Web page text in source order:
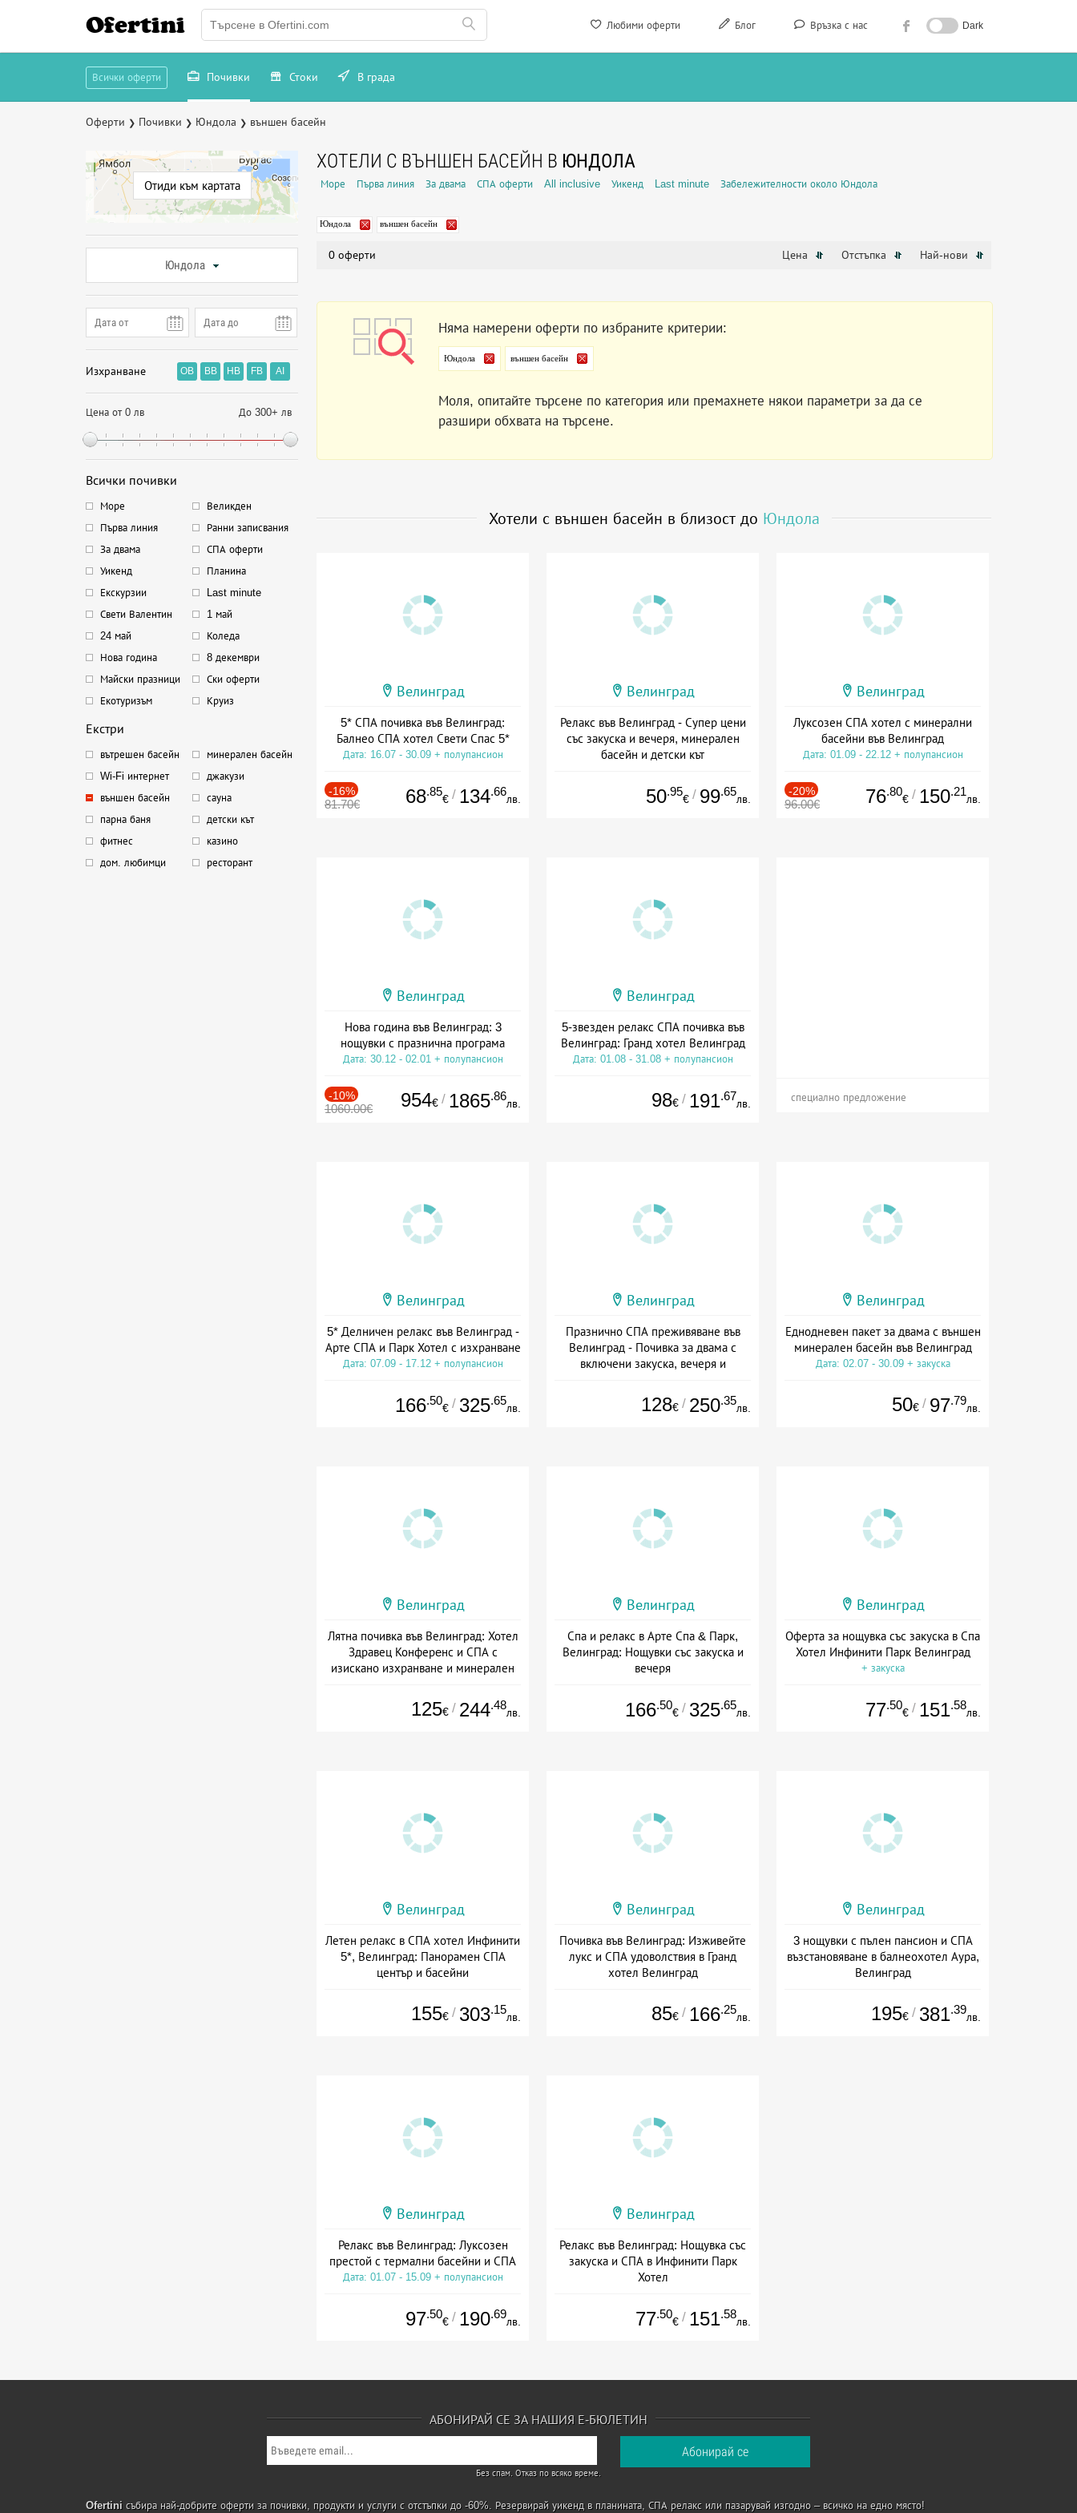
Любими оферти Блог Връзка с нас Dark
Ofertini
Всички оферти Почивки Стоки В града
Оферти ❯ Почивки ❯ Юндола ❯ външен басейн
Отиди към картата
Юндола
Изхранване OB BB HB FB AI
Цена от 0 лв До 300+ лв
Всички почивки
Море
Великден
Първа линия
Ранни записвания
За двама
СПА оферти
Уикенд
Планина
Екскурзии
Last minute
Свети Валентин
1 май
24 май
Коледа
Нова година
8 декември
Майски празници
Ски оферти
Екотуризъм
Круиз
Екстри
вътрешен басейн
минерален басейн
Wi-Fi интернет
джакузи
външен басейн
сауна
парна баня
детски кът
фитнес
казино
дом. любимци
ресторант
ХОТЕЛИ С ВЪНШЕН БАСЕЙН В ЮНДОЛА
Море Първа линия За двама СПА оферти All inclusive Уикенд Last minute Забележителности около Юндола
Юндола външен басейн
0 оферти Цена Отстъпка Най-нови
Няма намерени оферти по избраните критерии:
Юндола външен басейн
Моля, опитайте търсене по категория или премахнете някои параметри за да се
разшири обхвата на търсене.
Хотели с външен басейн в близост до Юндола
Велинград
5* СПА почивка във Велинград:
Балнео СПА хотел Свети Спас 5*
Дата: 16.07 - 30.09 + полупансион
-16%
81.70€ 68.85
€ / 134.66
лв.
Велинград
Релакс във Велинград - Супер цени
със закуска и вечеря, минерален
басейн и детски кът
50.95
€ / 99.65
лв.
Велинград
Луксозен СПА хотел с минерални
басейни във Велинград
Дата: 01.09 - 22.12 + полупансион
-20%
96.00€ 76.80
€ / 150.21
лв.
Велинград
Нова година във Велинград: 3
нощувки с празнична програма
Дата: 30.12 - 02.01 + полупансион
-10%
1060.00€ 954€ / 1865.86
лв.
Велинград
5-звезден релакс СПА почивка във
Велинград: Гранд хотел Велинград
Дата: 01.08 - 31.08 + полупансион
98€ / 191.67
лв. специално предложение
Велинград
5* Делничен релакс във Велинград -
Арте СПА и Парк Хотел с изхранване
Дата: 07.09 - 17.12 + полупансион
166.50
€ / 325.65
лв.
Велинград
Празнично СПА преживяване във
Велинград - Почивка за двама с
включени закуска, вечеря и
Дата: 18.09 - 22.09 + полупансион
128€ / 250.35
лв.
Велинград
Еднодневен пакет за двама с външен
минерален басейн във Велинград
Дата: 02.07 - 30.09 + закуска
50€ / 97.79
лв.
Велинград
Лятна почивка във Велинград: Хотел
Здравец Конферeнс и СПА с
изискано изхранване и минерален
Дата: 10.07 - 10.09 + пълен пансион
125€ / 244.48
лв.
Велинград
Спа и релакс в Арте Спа & Парк,
Велинград: Нощувки със закуска и
вечеря
166.50
€ / 325.65
лв.
Велинград
Оферта за нощувка със закуска в Спа
Хотел Инфинити Парк Велинград
+ закуска
77.50
€ / 151.58
лв.
Велинград
Летен релакс в СПА хотел Инфинити
5*, Велинград: Панорамен СПА
център и басейни
155€ / 303.15
лв.
Велинград
Почивка във Велинград: Изживейте
лукс и СПА удоволствия в Гранд
хотел Велинград
85€ / 166.25
лв.
Велинград
3 нощувки с пълен пансион и СПА
възстановяване в балнеохотел Аура,
Велинград
195€ / 381.39
лв.
Велинград
Релакс във Велинград: Луксозен
престой с термални басейни и СПА
Дата: 01.07 - 15.09 + полупансион
97.50
€ / 190.69
лв.
Велинград
Релакс във Велинград: Нощувка със
закуска и СПА в Инфинити Парк
Хотел
77.50
€ / 151.58
лв.
АБОНИРАЙ СЕ ЗА НАШИЯ Е-БЮЛЕТИН
Без спам. Отказ по всяко време.
Ofertini събира най-добрите оферти за почивки, продукти и услуги с отстъпки до -60%. Резервирай уикенд в планината, СПА релакс или пазарувай изгодно – всичко на едно място!